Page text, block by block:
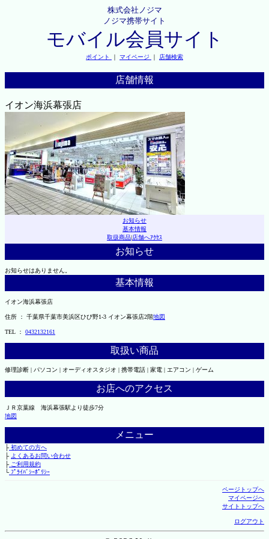
株式会社ノジマ
ノジマ携帯サイト
モバイル会員サイト
ポイント ｜ マイページ ｜ 店舗検索
店舗情報
イオン海浜幕張店
お知らせ
基本情報
取扱商品|店舗へｱｸｾｽ
お知らせ
お知らせはありません。
基本情報
イオン海浜幕張店
住所 ： 千葉県千葉市美浜区ひび野1-3 イオン幕張店2階地図
TEL ： 0432132161
取扱い商品
修理診断 | パソコン | オーディオスタジオ | 携帯電話 | 家電 | エアコン | ゲーム
お店へのアクセス
ＪＲ京葉線 海浜幕張駅より徒歩7分
地図
メニュー
├初めての方へ
├ よくあるお問い合わせ
├ご利用規約
└ﾌﾟﾗｲﾊﾞｼｰﾎﾟﾘｼｰ
ページトップへ
マイページへ
サイトトップへ
ログアウト